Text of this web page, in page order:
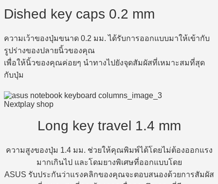
Dished key caps 0.2 mm
ความเว้าของปุ่มขนาด 0.2 มม. ได้รับการออกแบบมาให้เข้ากับ
รูปร่างของปลายนิ้วของคุณ
เพื่อให้นิ้วของคุณค่อยๆ นำทางไปยังจุดสัมผัสที่เหมาะสมที่สุด
กับปุ่ม
Long key travel 1.4 mm
ความสูงของปุ่ม 1.4 มม. ช่วยให้คุณพิมพ์ได้โดยไม่ต้องออกแรง
มากเกินไป และโดมยางพิเศษที่ออกแบบโดย
ASUS รับประกันว่าแรงคลิกของคุณจะตอบสนองด้วยการสัมผัส